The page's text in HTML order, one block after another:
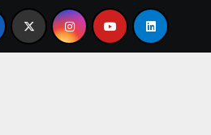
tour de la India Chiquitina